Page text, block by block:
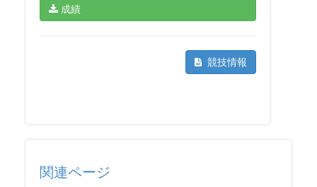
成績
競技情報
関連ページ